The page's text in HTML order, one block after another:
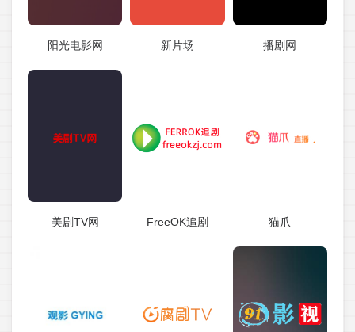
阳光电影网 新片场 播剧网
美剧TV网 FreeOK追剧 猫爪